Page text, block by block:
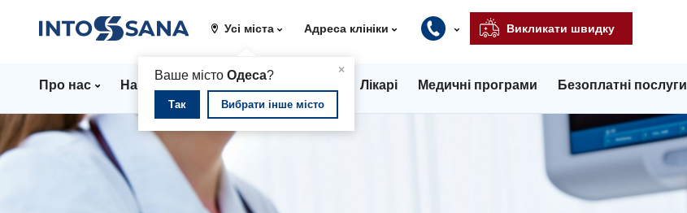
Усі міста
×
Ваше місто Одеса?
Так Вибрати інше місто
Адреса клініки Викликати швидку
Про нас Напрямки Стаціонар Лікарі Медичні програми Безоплатні послуги